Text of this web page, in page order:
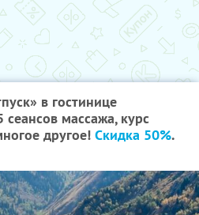
в гостинице
массажа, курс
другое! Скидка 50%.